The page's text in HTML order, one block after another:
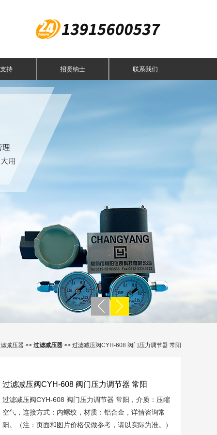
持 招贤纳士 联系我们
减压器 >> 过滤减压器 >> 过滤减压阀CYH-608 阀门压力调节器 常阳
过滤减压阀CYH-608 阀门压力调节器 常阳
过滤减压阀CYH-608 阀门压力调节器 常阳，介质：压缩
空气，连接方式：内螺纹，材质：铝合金，详情咨询常
阳。（注：页面和图片价格仅做参考，请以实际为准。）